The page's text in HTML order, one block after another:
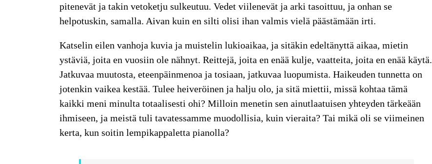
pitenevät ja takin vetoketju sulkeutuu. Vedet viilenevät ja arki tasoittuu, ja onhan se
helpotuskin, samalla. Aivan kuin en silti olisi ihan valmis vielä päästämään irti.
Katselin eilen vanhoja kuvia ja muistelin lukioaikaa, ja sitäkin edeltänyttä aikaa, mietin
ystäviä, joita en vuosiin ole nähnyt. Reittejä, joita en enää kulje, vaatteita, joita en enää käytä.
Jatkuvaa muutosta, eteenpäinmenoa ja tosiaan, jatkuvaa luopumista. Haikeuden tunnetta on
jotenkin vaikea kestää. Tulee heiveröinen ja halju olo, ja sitä miettii, missä kohtaa tämä
kaikki meni minulta totaalisesti ohi? Milloin menetin sen ainutlaatuisen yhteyden tärkeään
ihmiseen, ja meistä tuli tavatessamme muodollisia, kuin vieraita? Tai mikä oli se viimeinen
kerta, kun soitin lempikappaletta pianolla?